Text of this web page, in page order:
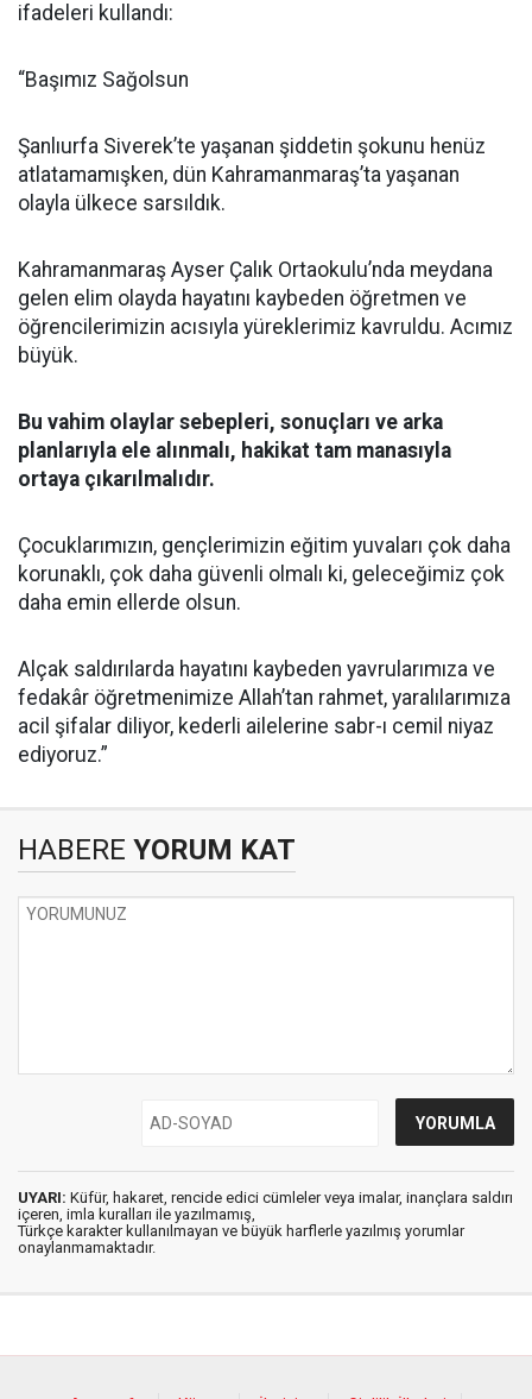
ifadeleri kullandı:
“Başımız Sağolsun
Şanlıurfa Siverek’te yaşanan şiddetin şokunu henüz
atlatamamışken, dün Kahramanmaraş’ta yaşanan
olayla ülkece sarsıldık.
Kahramanmaraş Ayser Çalık Ortaokulu’nda meydana
gelen elim olayda hayatını kaybeden öğretmen ve
öğrencilerimizin acısıyla yüreklerimiz kavruldu. Acımız
büyük.
Bu vahim olaylar sebepleri, sonuçları ve arka
planlarıyla ele alınmalı, hakikat tam manasıyla
ortaya çıkarılmalıdır.
Çocuklarımızın, gençlerimizin eğitim yuvaları çok daha
korunaklı, çok daha güvenli olmalı ki, geleceğimiz çok
daha emin ellerde olsun.
Alçak saldırılarda hayatını kaybeden yavrularımıza ve
fedakâr öğretmenimize Allah’tan rahmet, yaralılarımıza
acil şifalar diliyor, kederli ailelerine sabr-ı cemil niyaz
ediyoruz.”
HABERE YORUM KAT
UYARI: Küfür, hakaret, rencide edici cümleler veya imalar, inançlara saldırı
içeren, imla kuralları ile yazılmamış,
Türkçe karakter kullanılmayan ve büyük harflerle yazılmış yorumlar
onaylanmamaktadır.